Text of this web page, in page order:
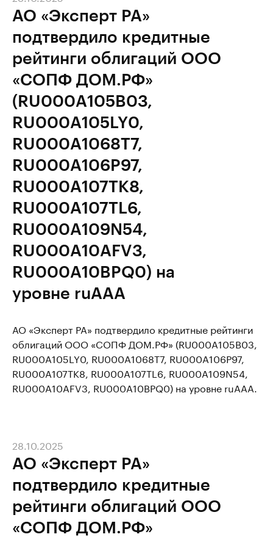
АО «Эксперт РА»
подтвердило кредитные
рейтинги облигаций ООО
«СОПФ ДОМ.РФ»
(RU000A105B03,
RU000A105LY0,
RU000A1068T7,
RU000A106P97,
RU000A107TK8,
RU000A107TL6,
RU000A109N54,
RU000A10AFV3,
RU000A10BPQ0) на
уровне ruAAA
АО «Эксперт РА» подтвердило кредитные рейтинги
облигаций ООО «СОПФ ДОМ.РФ» (RU000A105B03,
RU000A105LY0, RU000A1068T7, RU000A106P97,
RU000A107TK8, RU000A107TL6, RU000A109N54,
RU000A10AFV3, RU000A10BPQ0) на уровне ruAAA.
АО «Эксперт РА»
подтвердило кредитные
рейтинги облигаций ООО
«СОПФ ДОМ.РФ»
28.10.2025